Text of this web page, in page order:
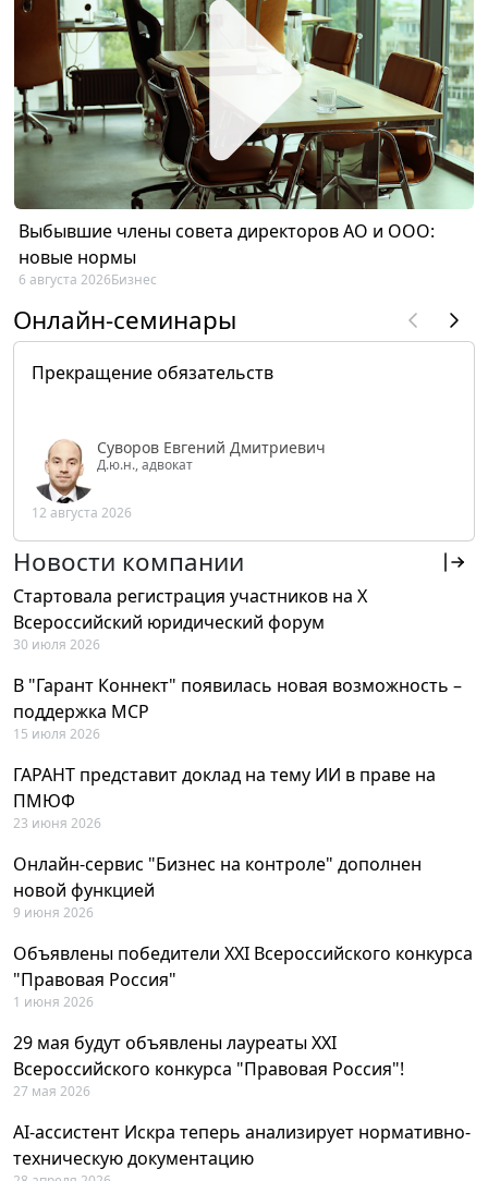
Выбывшие члены совета директоров АО и ООО:
новые нормы
6 августа 2026Бизнес
Онлайн-семинары
Прекращение обязательств
Суворов Евгений Дмитриевич
Д.ю.н., адвокат
12 августа 2026
Новости компании
Стартовала регистрация участников на X
Всероссийский юридический форум
30 июля 2026
В "Гарант Коннект" появилась новая возможность –
поддержка MCP
15 июля 2026
ГАРАНТ представит доклад на тему ИИ в праве на
ПМЮФ
23 июня 2026
Онлайн-сервис "Бизнес на контроле" дополнен
новой функцией
9 июня 2026
Объявлены победители XXI Всероссийского конкурса
"Правовая Россия"
1 июня 2026
29 мая будут объявлены лауреаты XXI
Всероссийского конкурса "Правовая Россия"!
27 мая 2026
AI-ассистент Искра теперь анализирует нормативно-
техническую документацию